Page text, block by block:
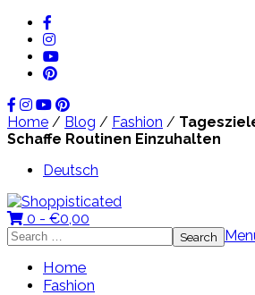
Home / Blog / Fashion /
Schaffe Routinen Einzuhalten
Deutsch
0 - €0,00
Search
for:
Home
Fashion